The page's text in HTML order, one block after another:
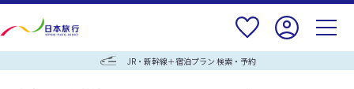
JR・新幹線＋宿泊プラン 検索・予約